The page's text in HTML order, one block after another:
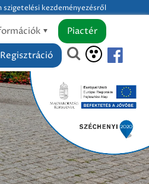
kezdeményezésről
Piactér